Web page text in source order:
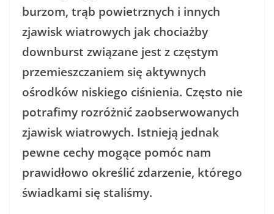
burzom, trąb powietrznych i innych
zjawisk wiatrowych jak chociażby
downburst związane jest z częstym
przemieszczaniem się aktywnych
ośrodków niskiego ciśnienia. Często nie
potrafimy rozróżnić zaobserwowanych
zjawisk wiatrowych. Istnieją jednak
pewne cechy mogące pomóc nam
prawidłowo określić zdarzenie, którego
świadkami się staliśmy.